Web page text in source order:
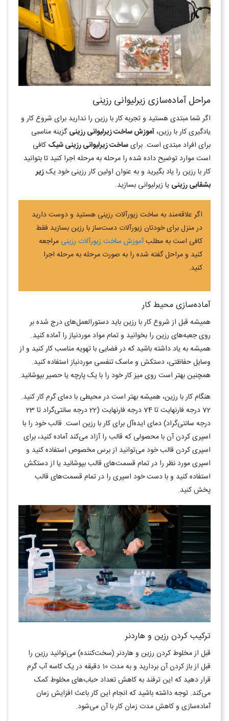
مراحل آماده‌سازی زیرلیوانی رزینی
اگر شما مبتدی هستید و تجربه کار با رزین را ندارید برای شروع کار و
یادگیری کار با رزین،آموزش ساخت زیرلیوانی رزینیگزینه مناسبی
برای افراد مبتدی است. برایساخت زیرلیوانی رزینی شیک کافی
است موارد توضیح داده شده را مرحله به مرحله اجرا کنید تا بتوانید
کار با رزین را یاد بگیرید و به عنوان اولین کار رزینی خود یکزیر
بشقابی رزینی یا زیرلیوانی بسازید.
اگر علاقه‌مند به ساخت زیورآلات رزینی هستید و دوست دارید
در منزل برای خودتان زیورآلات دست‌ساز با رزین بسازید فقط
کافی است به مطلبآموزش ساخت زیورآلات رزینی مراجعه
کنید و مراحل گفته شده را به صورت مرحله به مرحله اجرا
کنید.
آماده‌سازی محیط کار
همیشه قبل از شروع کار با رزین باید دستورالعمل‌های درج شده بر
روی جعبه‌های رزین را بخوانید و تمام مواد موردنیاز را آماده کنید.
همیشه به یاد داشته باشید که در فضایی با تهویه مناسب کار کنید و از
وسایل حفاظتی، دستکش و ماسک تنفسی موردنیاز استفاده کنید.
همچنین بهتر است روی میز کار خود را با یک پارچه یا حصیر بپوشانید.
هنگام کار با رزین، همیشه بهتر است در محیطی با دمای گرم کار کنید.
72 درجه فارنهایت تا 74 درجه فارنهایت (22 درجه سانتی‌گراد تا 23
درجه سانتی‌گراد) دمای ایده‌آل برای کار با رزین است. قالب خود را با
اسپری کردن آن با محصولی که قالب را آزاد می‌کند آماده کنید، برای
اسپری کردن قالب خود می‌توانید از برس مخصوص استفاده کنید و
اسپری مورد نظر را در تمام قسمت‌های قالب بپوشانید یا از دستکش
استفاده کنید و با دست خود اسپری را در تمام قسمت‌های قالب
پخش کنید.
ترکیب کردن رزین و هاردنر
قبل از مخلوط کردن رزین و هاردنر (سخت‌کننده) می‌توانید رزین را
قبل از باز کردن آن بردارید و به مدت 10 دقیقه در یک کاسه آب گرم
قرار دهید که این ترفند به کاهش تعداد حباب‌های مخلوط کمک
می‌کند. توجه داشته باشید که انجام این کار باعث افزایش زمان
آماده‌سازی و کاهش مدت زمان کار با آن می‌شود.